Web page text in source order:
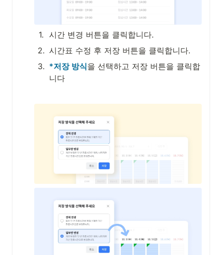
1. 시간 변경 버튼을 클릭합니다.
2. 시간표 수정 후 저장 버튼을 클릭합니다.
3. *저장 방식을 선택하고 저장 버튼을 클릭합
니다